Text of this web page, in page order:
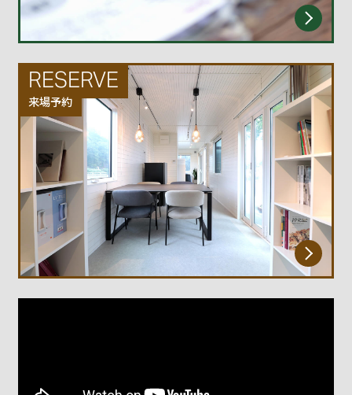
RESERVE
来場予約